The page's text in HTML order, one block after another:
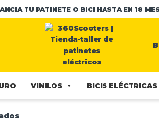
TU PATINETE O BICI HASTA EN 18
VINILOS BICIS ELÉCTRICAS